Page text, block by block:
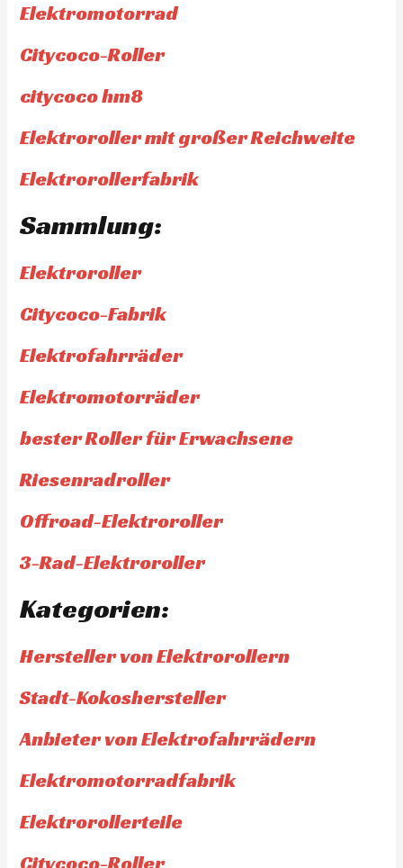
Elektromotorrad
Citycoco-Roller
citycoco hm8
Elektroroller mit großer Reichweite
Elektrorollerfabrik
Sammlung:
Elektroroller
Citycoco-Fabrik
Elektrofahrräder
Elektromotorräder
bester Roller für Erwachsene
Riesenradroller
Offroad-Elektroroller
3-Rad-Elektroroller
Kategorien:
Hersteller von Elektrorollern
Stadt-Kokoshersteller
Anbieter von Elektrofahrrädern
Elektromotorradfabrik
Elektrorollerteile